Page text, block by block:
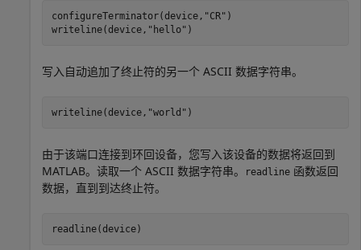
configureTerminator(device, "CR" )
writeline(device, "hello" )
写入自动追加了终止符的另一个 ASCII 数据字符串。
writeline(device, "world" )
由于该端口连接到环回设备，您写入该设备的数据将返回到
MATLAB。读取一个 ASCII 数据字符串。
readline 函数返回
数据，直到到达终止符。
readline(device)